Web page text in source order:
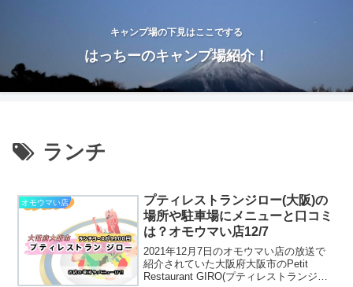
キャンプ場の下見はここでする
はっちーのキャンプ場紹介！
ランチ
オモウマい店
プティレストランジロー(大阪)の
場所や駐車場にメニューと口コミ
は？オモウマい店12/7
2021年12月7日のオモウマい店の放送で
紹介されていた大阪府大阪市のPetit
Restaurant GIRO(プティレストランジロ